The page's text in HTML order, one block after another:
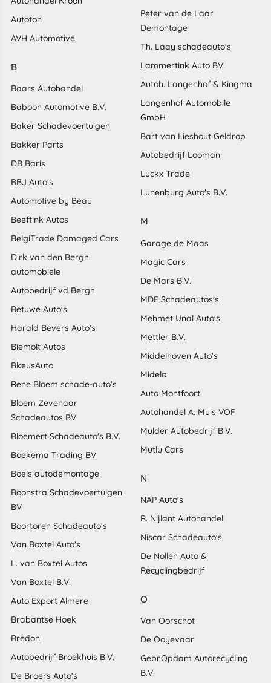
Autoton
AVH Automotive
B
Baars Autohandel
Baboon Automotive B.V.
Baker Schadevoertuigen
Bakker Parts
DB Baris
BBJ Auto's
Automotive by Beau
Beeftink Autos
BelgiTrade Damaged Cars
Dirk van den Bergh
automobiele
Autobedrijf vd Bergh
Betuwe Auto's
Harald Bevers Auto's
Biemolt Autos
BkeusAuto
Rene Bloem schade-auto's
Bloem Zevenaar
Schadeautos BV
Bloemert Schadeauto's B.V.
Boekema Trading BV
Boels autodemontage
Boonstra Schadevoertuigen
BV
Boortoren Schadeauto's
Van Boxtel Auto's
L. van Boxtel Autos
Van Boxtel B.V.
Auto Export Almere
Brabantse Hoek
Bredon
Autobedrijf Broekhuis B.V.
De Broers Auto's
Peter van de Laar
Demontage
Th. Laay schadeauto's
Lammertink Auto BV
Autoh. Langenhof & Kingma
Langenhof Automobile
GmbH
Bart van Lieshout Geldrop
Autobedrijf Looman
Luckx Trade
Lunenburg Auto's B.V.
M
Garage de Maas
Magic Cars
De Mars B.V.
MDE Schadeautos's
Mehmet Unal Auto's
Mettler B.V.
Middelhoven Auto's
Midelo
Auto Montfoort
Autohandel A. Muis VOF
Mulder Autobedrijf B.V.
Mutlu Cars
N
NAP Auto's
R. Nijlant Autohandel
Niscar Schadeauto's
De Nollen Auto &
Recyclingbedrijf
O
Van Oorschot
De Ooyevaar
Gebr.Opdam Autorecycling
B.V.